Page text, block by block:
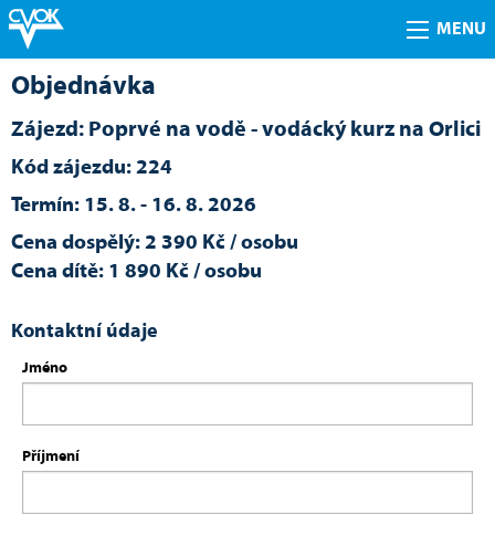
MENU
Objednávka
Zájezd: Poprvé na vodě - vodácký kurz na Orlici
Kód zájezdu: 224
Termín: 15. 8. - 16. 8. 2026
Cena dospělý: 2 390 Kč / osobu
Cena dítě: 1 890 Kč / osobu
Kontaktní údaje
Jméno
Příjmení